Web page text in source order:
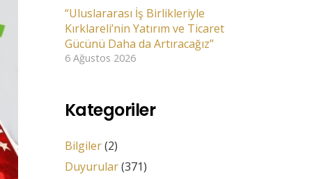
“Uluslararası İş Birlikleriyle
Kırklareli’nin Yatırım ve Ticaret
Gücünü Daha da Artıracağız”
6 Ağustos 2026
Kategoriler
Bilgiler(2)
Duyurular(371)